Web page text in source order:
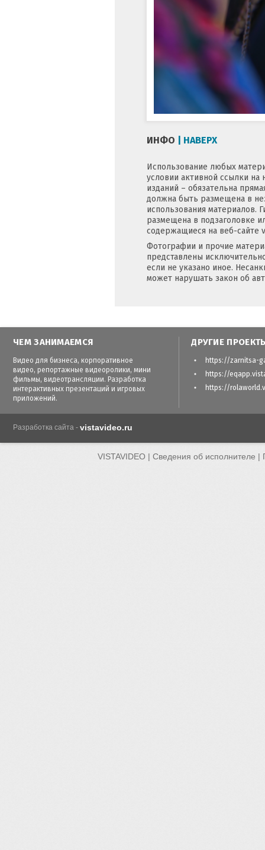
ИНФО | НАВЕРХ
Использование любых
условии активной ссылки
изданий – обязательна
должна быть размещена в
использования материалов.
размещена в подзаголовке
содержащиеся на веб-сайте
Фотографии и прочие
представлены
если не указано иное.
может нарушать закон об
ЧЕМ ЗАНИМАЕМСЯ
Видео для бизнеса, корпоративное
видео, репортажные видеоролики, мини
фильмы, видеотрансляции. Разработка
интерактивных презентаций и игровых
приложений.
ДРУГИЕ
https://zarnitsa-
https://
https://
Разработка сайта - vistavideo.ru
VISTAVIDEO | Сведения об исполнителе |